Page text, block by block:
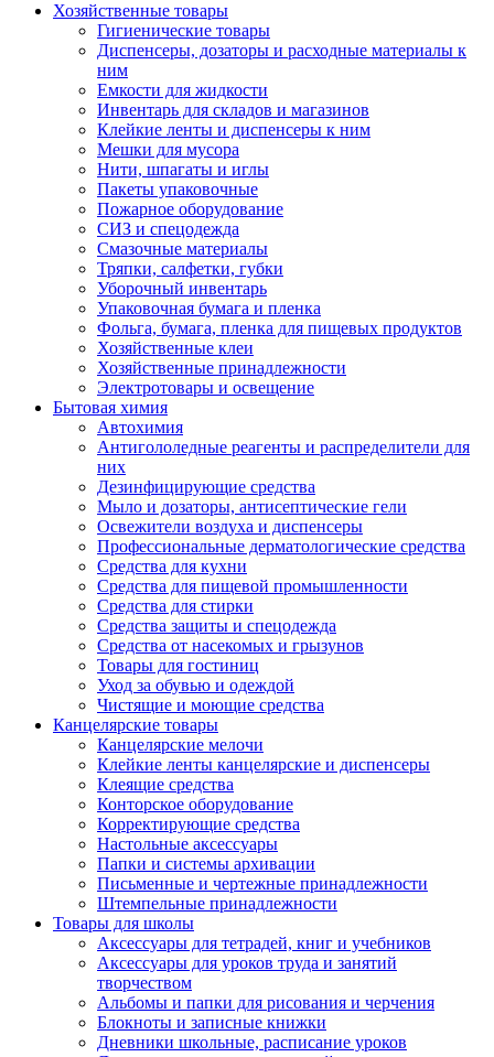
Хозяйственные товары
Гигиенические товары
Диспенсеры, дозаторы и расходные материалы к
ним
Емкости для жидкости
Инвентарь для складов и магазинов
Клейкие ленты и диспенсеры к ним
Мешки для мусора
Нити, шпагаты и иглы
Пакеты упаковочные
Пожарное оборудование
СИЗ и спецодежда
Смазочные материалы
Тряпки, салфетки, губки
Уборочный инвентарь
Упаковочная бумага и пленка
Фольга, бумага, пленка для пищевых продуктов
Хозяйственные клеи
Хозяйственные принадлежности
Электротовары и освещение
Бытовая химия
Автохимия
Антигололедные реагенты и распределители для
них
Дезинфицирующие средства
Мыло и дозаторы, антисептические гели
Освежители воздуха и диспенсеры
Профессиональные дерматологические средства
Средства для кухни
Средства для пищевой промышленности
Средства для стирки
Средства защиты и спецодежда
Средства от насекомых и грызунов
Товары для гостиниц
Уход за обувью и одеждой
Чистящие и моющие средства
Канцелярские товары
Канцелярские мелочи
Клейкие ленты канцелярские и диспенсеры
Клеящие средства
Конторское оборудование
Корректирующие средства
Настольные аксессуары
Папки и системы архивации
Письменные и чертежные принадлежности
Штемпельные принадлежности
Товары для школы
Аксессуары для тетрадей, книг и учебников
Аксессуары для уроков труда и занятий
творчеством
Альбомы и папки для рисования и черчения
Блокноты и записные книжки
Дневники школьные, расписание уроков